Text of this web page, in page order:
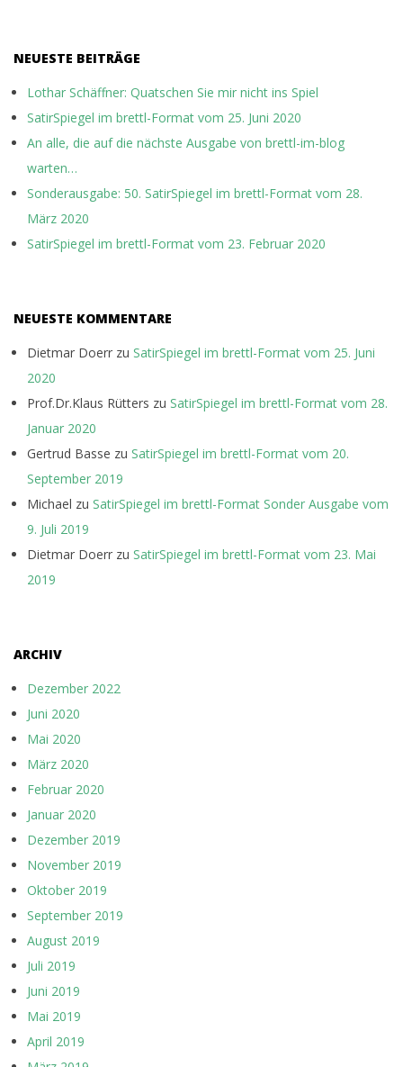
NEUESTE BEITRÄGE
Lothar Schäffner: Quatschen Sie mir nicht ins Spiel
SatirSpiegel im brettl-Format vom 25. Juni 2020
An alle, die auf die nächste Ausgabe von brettl-im-blog
warten…
Sonderausgabe: 50. SatirSpiegel im brettl-Format vom 28.
März 2020
SatirSpiegel im brettl-Format vom 23. Februar 2020
NEUESTE KOMMENTARE
Dietmar Doerr zu SatirSpiegel im brettl-Format vom 25. Juni
2020
Prof.Dr.Klaus Rütters zu SatirSpiegel im brettl-Format vom 28.
Januar 2020
Gertrud Basse zu SatirSpiegel im brettl-Format vom 20.
September 2019
Michael zu SatirSpiegel im brettl-Format Sonder Ausgabe vom
9. Juli 2019
Dietmar Doerr zu SatirSpiegel im brettl-Format vom 23. Mai
2019
ARCHIV
Dezember 2022
Juni 2020
Mai 2020
März 2020
Februar 2020
Januar 2020
Dezember 2019
November 2019
Oktober 2019
September 2019
August 2019
Juli 2019
Juni 2019
Mai 2019
April 2019